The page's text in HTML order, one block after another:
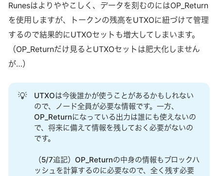
200sats/vbyteを超える状態で推移しています。 今年に入っ
てからOrdinal Inscriptionsの誕生などでトランザクション手
数料の相場がここ数年に比べて高い状態が続いていますが、
す。Inscriptionsを多用するBRC20というカラードコインプロ
トコルのようなものの配布が原因だからです。今日はビット
ビットコインコミュニティの反応、そして私の予想する今後
の流れを書いて行きます。 BRC20は非常に非効率なプロトコ
ル 現時点でリファレンス実装や厳密な仕様は存在しません
が、公式？とされるドキュ
Runesはよりややこしく、データを刻むのにはOP_Return
を使用しますが、トークンの残高をUTXOに紐づけて管理
するので結果的にUTXOセットも増大してしまいます。
（OP_Returnだけ見るとUTXOセットは肥大化しません
が…）
💡
UTXOは今後誰かが使うことがあるかもしれない
ので、ノード全員が必要な情報です。一方、
OP_Returnになっている出力は誰にも使えないの
で、将来に備えて情報を残しておく必要がないの
です。
（5/7追記）OP_Returnの中身の情報もブロックハ
ッシュを計算するのに必要なので、全く残す必要